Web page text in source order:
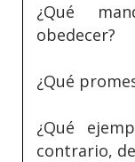
¿Qué
obedecer?
¿Qué
¿Qué
contrario,